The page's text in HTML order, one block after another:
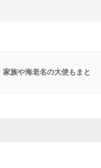
族や海老名の大使もまと